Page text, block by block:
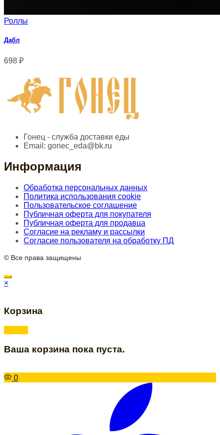
Роллы
Дабл
698 ₽
Гонец - служба доставки еды
Email: gonec_eda@bk.ru
Информация
Обработка персональных данных
Политика использования cookie
Пользовательское соглашение
Публичная оферта для покупателя
Публичная оферта для продавца
Согласие на рекламу и рассылки
Согласие пользователя на обработку ПД
© Все права защищены
×
Корзина
Ваша корзина пока пуста.
0